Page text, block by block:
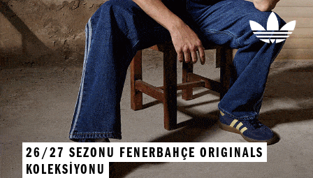
26/27 SEZONU FENERBAHÇE ORIGINALS
KOLEKSİYONU